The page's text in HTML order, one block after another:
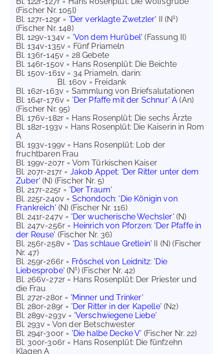
(Fischer Nr. 105l)
Bl. 127r-129r = 'Der verklagte Zwetzler' II (N1)
(Fischer Nr. 148)
Bl. 129v-134v = 'Von dem Hurübel' (Fassung II)
Bl. 134v-135v = Fünf Priameln
Bl. 136r-145v = 28 Gebete
Bl. 146r-150v = Hans Rosenplüt: Die Beichte
Bl. 150v-161v = 34 Priameln, darin:
Bl. 160v = Freidank
Bl. 162r-163v = Sammlung von Briefsalutationen
Bl. 164r-176v = 'Der Pfaffe mit der Schnur' A (An)
(Fischer Nr. 95)
Bl. 176v-182r = Hans Rosenplüt: Die sechs Ärzte
Bl. 182r-193v = Hans Rosenplüt: Die Kaiserin in Rom
A
Bl. 193v-199v = Hans Rosenplüt: Lob der
fruchtbaren Frau
Bl. 199v-207r = Vom Türkischen Kaiser
Bl. 207r-217r = Jakob Appet: 'Der Ritter unter dem
Zuber' (N) (Fischer Nr. 5)
Bl. 217r-225r = 'Der Traum'
Bl. 225r-240v = Schondoch: 'Die Königin von
Frankreich' (N) (Fischer Nr. 116)
Bl. 241r-247v = 'Der wucherische Wechsler' (N)
Bl. 247v-256r = Heinrich von Pforzen: 'Der Pfaffe in
der Reuse' (Fischer Nr. 36)
Bl. 256r-258v = 'Das schlaue Gretlein' II (N) (Fischer
Nr. 47)
Bl. 259r-266r = Fröschel von Leidnitz: 'Die
Liebesprobe' (N1) (Fischer Nr. 42)
Bl. 266v-272r = Hans Rosenplüt: Der Priester und
die Frau
Bl. 272r-280r = 'Minner und Trinker'
Bl. 280r-289r = 'Der Ritter in der Kapelle' (N2)
Bl. 289v-293v = 'Verschwiegene Liebe'
Bl. 293v = Von der Betschwester
Bl. 294r-300r = 'Die halbe Decke V' (Fischer Nr. 22)
Bl. 300r-306r = Hans Rosenplüt: Die fünfzehn
Klagen A